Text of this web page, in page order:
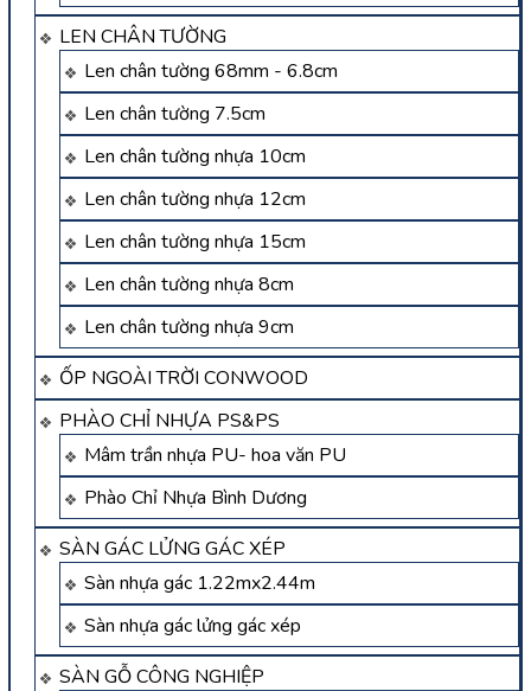
LEN CHÂN TƯỜNG
Len chân tường 68mm - 6.8cm
Len chân tường 7.5cm
Len chân tường nhựa 10cm
Len chân tường nhựa 12cm
Len chân tường nhựa 15cm
Len chân tường nhựa 8cm
Len chân tường nhựa 9cm
ỐP NGOÀI TRỜI CONWOOD
PHÀO CHỈ NHỰA PS&PS
Mâm trần nhựa PU- hoa văn PU
Phào Chỉ Nhựa Bình Dương
SÀN GÁC LỬNG GÁC XÉP
Sàn nhựa gác 1.22mx2.44m
Sàn nhựa gác lửng gác xép
SÀN GỖ CÔNG NGHIỆP